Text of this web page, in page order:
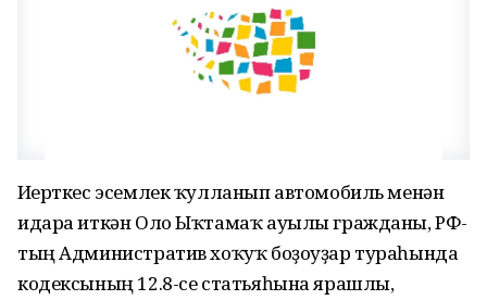
Иҫерткес эсемлек ҡулланып автомобиль менән
идара иткән Оло Ыҡтамаҡ ауылы гражданы, РФ-
тың Административ хоҡуҡ боҙоуҙар тураһында
кодексының 12.8-се статьяһына ярашлы,